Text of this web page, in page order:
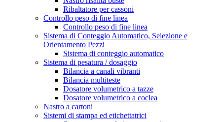
Ribaltatore per cassoni
Controllo peso di fine linea
Controllo peso di fine linea
Sistema di Conteggio Automatico, Selezione e
Orientamento Pezzi
Sistema di conteggio automatico
Sistema di pesatura / dosaggio
Bilancia a canali vibranti
Bilancia multiteste
Dosatore volumetrico a tazze
Dosatore volumetrico a coclea
Nastro a cartoni
Sistemi di stampa ed etichettatrici